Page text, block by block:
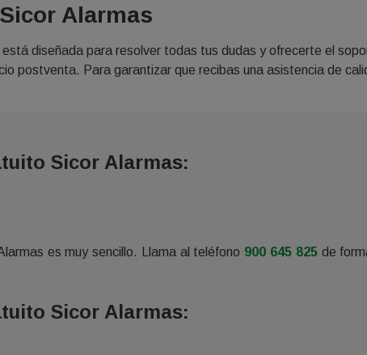
Alarmas
está diseñada para resolver todas tus dudas y ofrecerte el
postventa. Para garantizar que recibas una asistencia de
Sicor Alarmas:
es muy sencillo. Llama al teléfono 900 645 825de
Sicor Alarmas: